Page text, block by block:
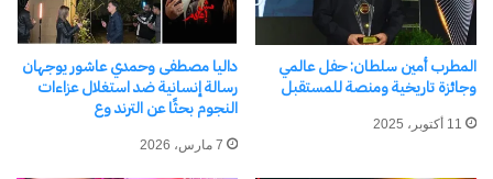
التي تُنظَّم في مختلف محافظات الجمهورية.
تتضمن الحملة عدة محاور رئيسية، منها: تسليط الضوء
على الحضارة المصرية القديمة وتأثيرها على الأجيال
المعاصرة، إحياء التراث المصري غير المادي بالشراكة
المطرب أمين سلطان: حفل عالمي
وجائزة تاريخية ومنصة للمستقبل
11 أكتوبر، 2025
داليا مصطفى وحمدي عاشور يوجهان
رسالة إنسانية ضد استغلال عزاءات
النجوم بحثًا عن الترند وع
7 مارس، 2026